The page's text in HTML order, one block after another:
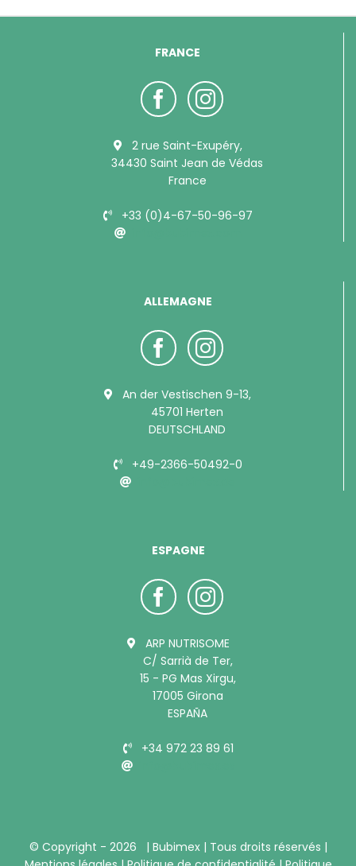
FRANCE
2 rue Saint-Exupéry,
34430 Saint Jean de Védas
France
+33 (0)4-67-50-96-97
ALLEMAGNE
An der Vestischen 9-13,
45701 Herten
DEUTSCHLAND
+49-2366-50492-0
ESPAGNE
ARP NUTRISOME
C/ Sarrià de Ter,
15 - PG Mas Xirgu,
17005 Girona
ESPAÑA
+34 972 23 89 61
© Copyright - 2026 | Bubimex | Tous droits réservés |